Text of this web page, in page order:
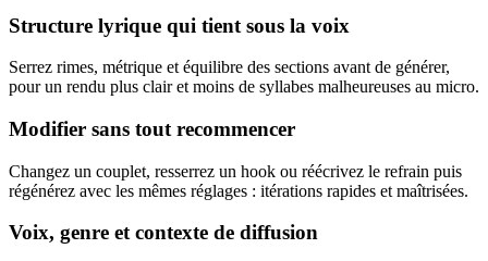
Structure lyrique qui tient sous la voix
Serrez rimes, métrique et équilibre des sections avant de générer,
pour un rendu plus clair et moins de syllabes malheureuses au micro.
Modifier sans tout recommencer
Changez un couplet, resserrez un hook ou réécrivez le refrain puis
régénérez avec les mêmes réglages : itérations rapides et maîtrisées.
Voix, genre et contexte de diffusion